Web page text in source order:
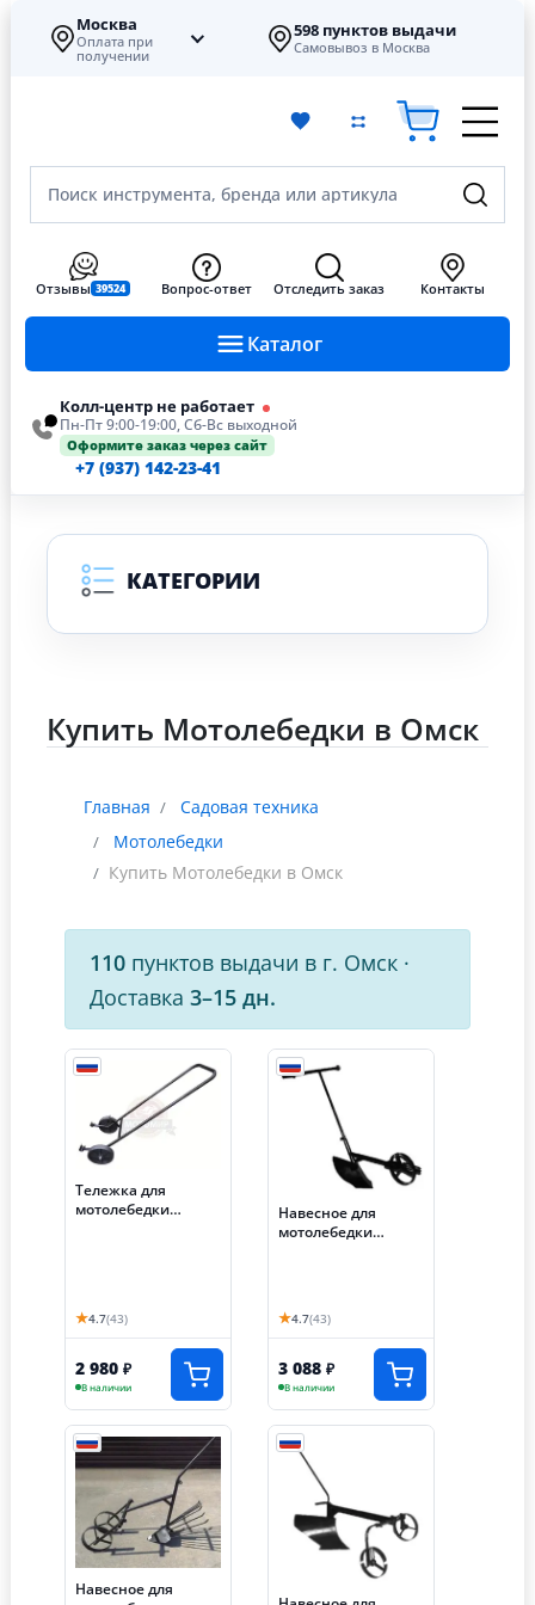
Москва
Оплата при
получении
598 пунктов выдачи
Самовывоз в Москва
Поиск инструмента, бренда или артикула
Каталог
Отзывы 39524 Вопрос-ответ Отследить заказ Контакты
Колл-центр не работает
Пн-Пт 9:00-19:00, Сб-Вс выходной
Оформите заказ через сайт
+7 (937) 142-23-41
КАТЕГОРИИ
Купить Мотолебедки в Омск
Главная
Садовая техника
Мотолебедки
Купить Мотолебедки в Омск
110 пунктов выдачи в г. Омск ·
Доставка 3–15 дн.
Тележка для
мотолебедки
★4.7(43)
2 980 ₽
В наличии
Навесное для
мотолебедки
★4.7(43)
3 088 ₽
В наличии
Навесное для